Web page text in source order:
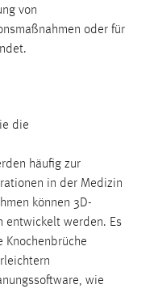
von
oder für
die
häufig zur
in der Medizin
können 3D-
entwickelt werden. Es
Knochenbrüche
wie